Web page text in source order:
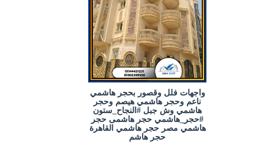
واجهات فلل وقصور بحجر هاشمي
ناعم وحجر هاشمي هيصم وحجر
هاشمي وش جبل #النجاح_ستون
#حجر_هاشمي حجر هاشمى حجر
هاشمي مصر حجر هاشمي القاهرة
حجر هاشم